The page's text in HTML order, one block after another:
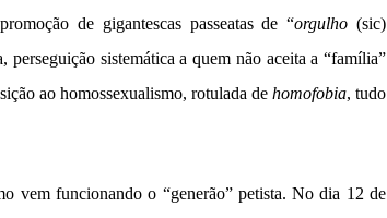
de gigantescas passeatas de “orgulho (sic)
sistemática a quem não aceita a “família”
ao homossexualismo, rotulada de homofobia, tudo
vem funcionando o “generão” petista. No dia 12 de